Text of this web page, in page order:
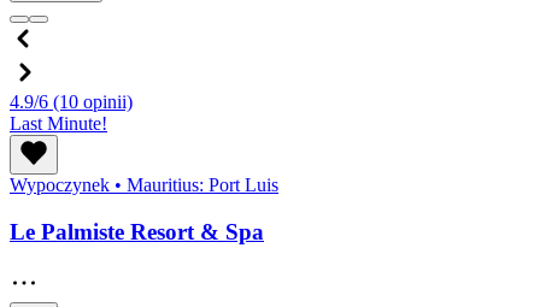
4.9/6 (10 opinii)
Last Minute!
Wypoczynek • Mauritius: Port Luis
Le Palmiste Resort & Spa